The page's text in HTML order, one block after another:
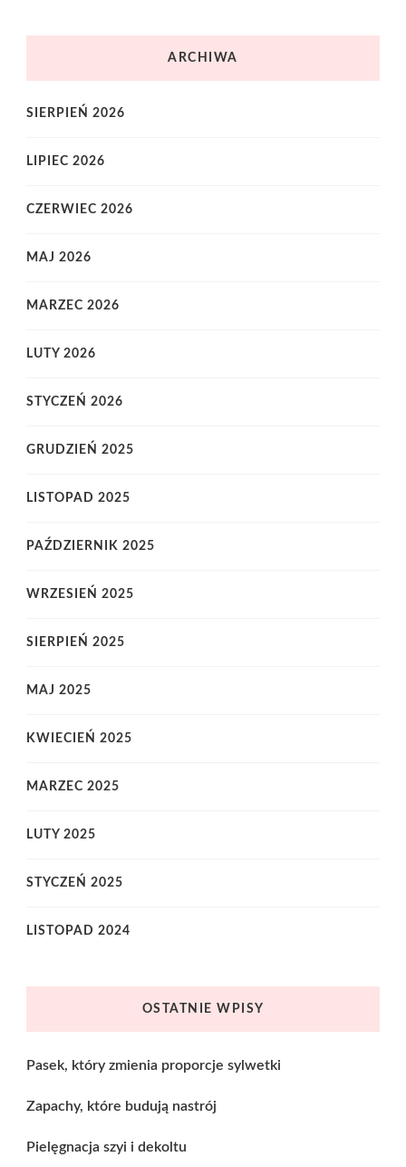
ARCHIWA
SIERPIEŃ 2026
LIPIEC 2026
CZERWIEC 2026
MAJ 2026
MARZEC 2026
LUTY 2026
STYCZEŃ 2026
GRUDZIEŃ 2025
LISTOPAD 2025
PAŹDZIERNIK 2025
WRZESIEŃ 2025
SIERPIEŃ 2025
MAJ 2025
KWIECIEŃ 2025
MARZEC 2025
LUTY 2025
STYCZEŃ 2025
LISTOPAD 2024
OSTATNIE WPISY
Pasek, który zmienia proporcje sylwetki
Zapachy, które budują nastrój
Pielęgnacja szyi i dekoltu